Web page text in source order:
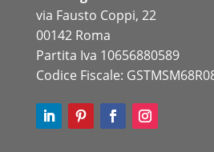
via Fausto Coppi, 22
00142 Roma
Partita Iva 10656880589
Codice Fiscale: